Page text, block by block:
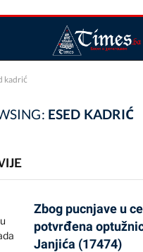
kadrić
ESED KADRIĆ
Zbog pucnjave u
potvrđena
Janjića (17474)